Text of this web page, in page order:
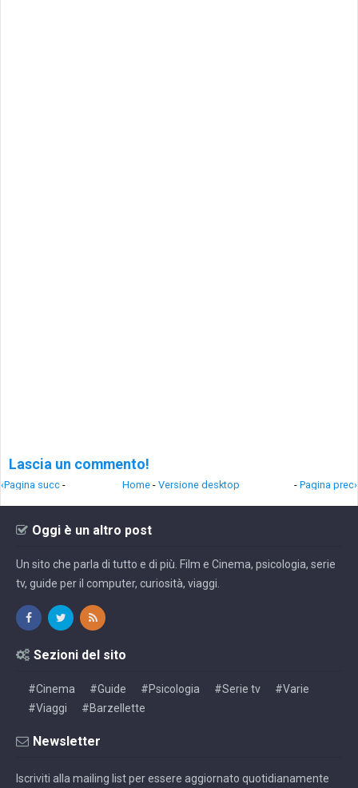
Lascia un commento!
‹Pagina succ - - Pagina prec›
Home - Versione desktop
Oggi è un altro post
Un sito che parla di tutto e di più. Film e Cinema, psicologia, serie
tv, guide per il computer, curiosità, viaggi.
Sezioni del sito
#Cinema #Guide #Psicologia #Serie tv
#Varie
#Viaggi
#Barzellette
Newsletter
Iscriviti alla mailing list per essere aggiornato quotidianamente